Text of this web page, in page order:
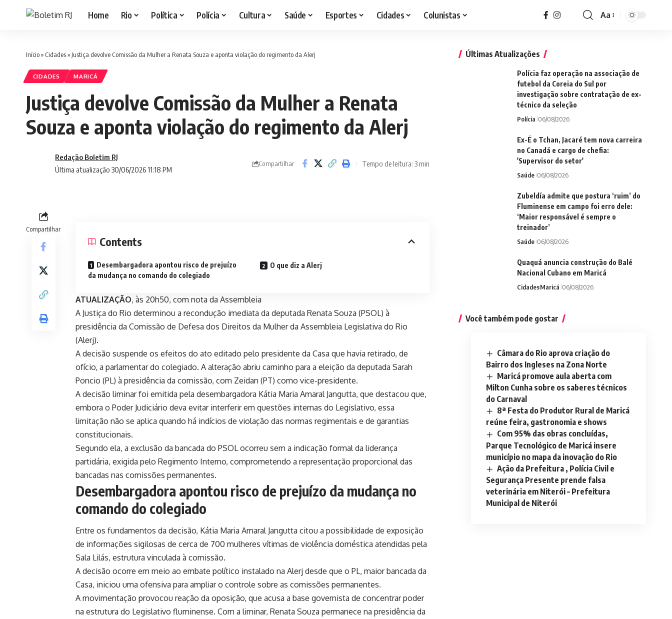
Home Rio Política Polícia Cultura Saúde Esportes Cidades Colunistas
Font
Aa
Início» Cidades» Justiça devolve Comissão da Mulher a Renata Souza e aponta violação do regimento da Alerj
CIDADES MARICÁ
Justiça devolve Comissão da Mulher a Renata
Souza e aponta violação do regimento da Alerj
Última atualização 30/06/2026 11:18 PM
Redação Boletim RJ
Compartilhar Tempo de leitura: 3 min
Compartilhar
Contents
Desembargadora apontou risco de prejuízo
da mudança no comando do colegiado
O que diz a Alerj
ATUALIZAÇÃO, às 20h50, com nota da Assembleia
A Justiça do Rio determinou a recondução imediata da deputada Renata Souza (PSOL) à
presidência da Comissão de Defesa dos Direitos da Mulher da Assembleia Legislativa do Rio
(Alerj).
A decisão suspende os efeitos do ato editado pelo presidente da Casa que havia retirado, de
ofício, a parlamentar do colegiado. A alteração abriu caminho para a eleição da deputada Sarah
Poncio (PL) à presidência da comissão, com Zeidan (PT) como vice-presidente.
A decisão liminar foi emitida pela desembargadora Kátia Maria Amaral Jangutta, que destacou que,
embora o Poder Judiciário deva evitar interferir em questões internas do Legislativo, essa
limitação não se aplica quando há indícios de violação das normas regimentais e de garantias
constitucionais.
Segundo ela, a exclusão da bancada do PSOL ocorreu sem a indicação formal da liderança
partidária, exigida pelo Regimento Interno, comprometendo a representação proporcional das
bancadas nas comissões permanentes.
Desembargadora apontou risco de prejuízo da mudança no
comando do colegiado
Entre os fundamentos da decisão, Kátia Maria Amaral Jangutta citou a possibilidade de exposição
de informações sigilosas de cerca de 700 mulheres vítimas de violência doméstica atendidas pela
Sala Lilás, estrutura vinculada à comissão.
A decisão ocorre em meio ao embate político instalado na Alerj desde que o PL, maior bancada da
Casa, iniciou uma ofensiva para ampliar o controle sobre as comissões permanentes.
A movimentação provocou reação da oposição, que acusa a base governista de concentrar poder
na estrutura do Legislativo fluminense. Com a liminar, Renata Souza permanece na presidência da
Últimas Atualizações
Polícia faz operação na associação de
futebol da Coreia do Sul por
investigação sobre contratação de ex-
técnico da seleção
Polícia 06/08/2026
Ex-É o Tchan, Jacaré tem nova carreira
no Canadá e cargo de chefia:
'Supervisor do setor'
Saúde 06/08/2026
Zubeldía admite que postura ‘ruim’ do
Fluminense em campo foi erro dele:
‘Maior responsável é sempre o
treinador’
Saúde 06/08/2026
Quaquá anuncia construção do Balé
Nacional Cubano em Maricá
CidadesMaricá 06/08/2026
Você também pode gostar
Câmara do Rio aprova criação do
Bairro dos Ingleses na Zona Norte
Maricá promove aula aberta com
Milton Cunha sobre os saberes técnicos
do Carnaval
8ª Festa do Produtor Rural de Maricá
reúne feira, gastronomia e shows
Com 95% das obras concluídas,
Parque Tecnológico de Maricá insere
município no mapa da inovação do Rio
Ação da Prefeitura , Polícia Civil e
Segurança Presente prende falsa
veterinária em Niterói – Prefeitura
Municipal de Niterói